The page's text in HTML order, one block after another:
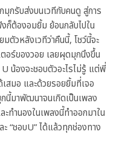
กรับส่งบนเวทีกับคนดู สู่การ
ก็ต้องอมยิ้ม ย้อนกลับไปใน
ตัวหลังเวทีว่าคืนนี้, โชว์นี้จะ
อร์ของวอย เลยผุดมุกนึงขึ้น
น้องจะชอบตัวอะไรไม่รู้ แต่พี่
สมอ และด้วยรอยยิ้มที่เจอ
นี้มาพัฒนาจนเกิดเป็นเพลง
ะทำนองในเพลงนี้ทำออกมาใน
“ชอบU” ได้แล้วทุกช่องทาง